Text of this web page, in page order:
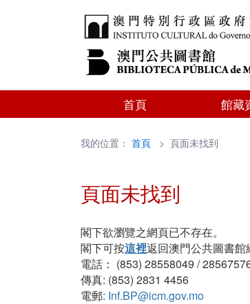
首頁 館藏
我的位置： 首頁 > 頁面未找到
頁面未找到
閣下欲瀏覽之網頁已不存在。
閣下可按這裡返回澳門公共圖書
電話： (853) 28558049 /
傳真: (853) 2831 4456
電郵: Inf.BP@icm.gov.mo